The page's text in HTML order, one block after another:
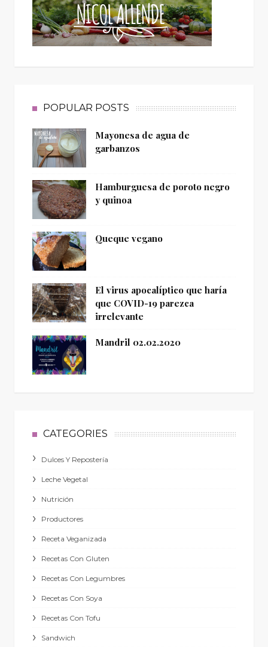
POPULAR POSTS
Mayonesa de agua de
garbanzos
Hamburguesa de poroto negro
y quinoa
Queque vegano
El virus apocalíptico que haría
que COVID-19 parezca
irrelevante
Mandril 02.02.2020
CATEGORIES
Dulces Y Repostería
Leche Vegetal
Nutrición
Productores
Receta Veganizada
Recetas Con Gluten
Recetas Con Legumbres
Recetas Con Soya
Recetas Con Tofu
Sandwich